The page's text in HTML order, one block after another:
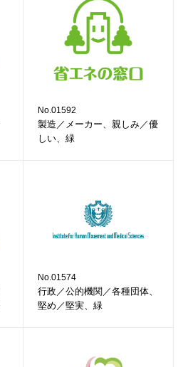
No.01592
製造／メーカー、親しみ／優
しい、緑
No.01574
行政／公的機関／各種団体、
堅め／堅実、緑